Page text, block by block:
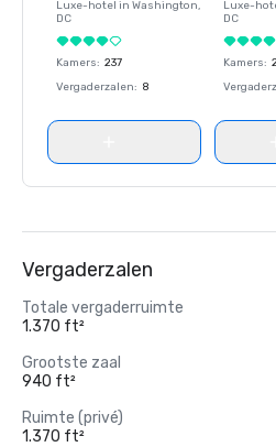
Luxe-hotel in Washington,
DC
Kamers: 237
Vergaderzalen: 8
Luxe-
DC
Kamers:
Vergaderzalen
Totale vergaderruimte
1.370 ft²
Grootste zaal
940 ft²
Ruimte (privé)
1.370 ft²